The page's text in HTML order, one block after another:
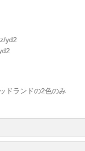
yd2
ドランドの2色のみ